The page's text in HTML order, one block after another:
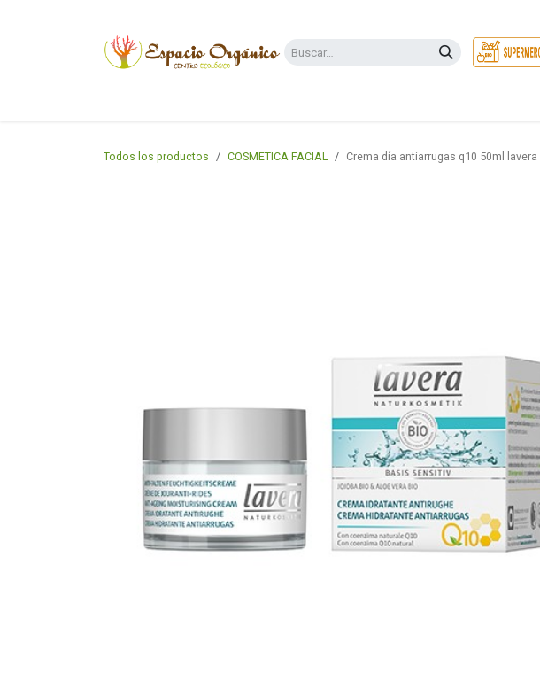
Todos los productos COSMETICA FACIAL Crema día antiarrugas q10 50ml lavera